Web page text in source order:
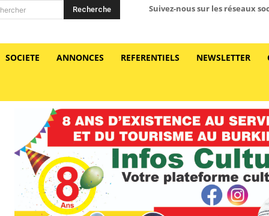
Recherche Suivez-nous sur les réseaux
SOCIETE ANNONCES REFERENTIELS NEWSLETTER